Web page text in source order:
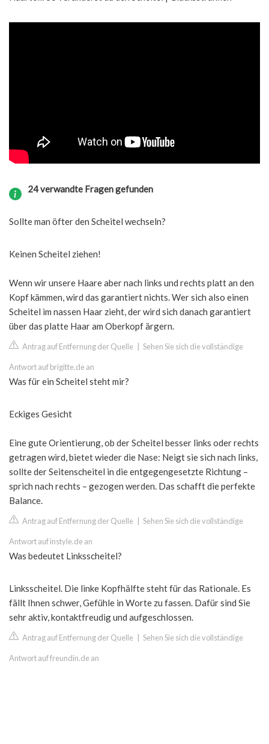
24 verwandte Fragen gefunden
Sollte man öfter den Scheitel wechseln?
Keinen Scheitel ziehen!
Wenn wir unsere Haare aber nach links und rechts platt an den
Kopf kämmen, wird das garantiert nichts. Wer sich also einen
Scheitel im nassen Haar zieht, der wird sich danach garantiert
über das platte Haar am Oberkopf ärgern.
Antrag auf Entfernung der Quelle Sehen Sie sich die vollständige
Antwort auf brigitte.de an
Was für ein Scheitel steht mir?
Eckiges Gesicht
Eine gute Orientierung, ob der Scheitel besser links oder rechts
getragen wird, bietet wieder die Nase: Neigt sie sich nach links,
sollte der Seitenscheitel in die entgegengesetzte Richtung –
sprich nach rechts – gezogen werden. Das schafft die perfekte
Balance.
Antrag auf Entfernung der Quelle Sehen Sie sich die vollständige
Antwort auf instyle.de an
Was bedeutet Linksscheitel?
Linksscheitel. Die linke Kopfhälfte steht für das Rationale. Es
fällt Ihnen schwer, Gefühle in Worte zu fassen. Dafür sind Sie
sehr aktiv, kontaktfreudig und aufgeschlossen.
Antrag auf Entfernung der Quelle Sehen Sie sich die vollständige
Antwort auf freundin.de an